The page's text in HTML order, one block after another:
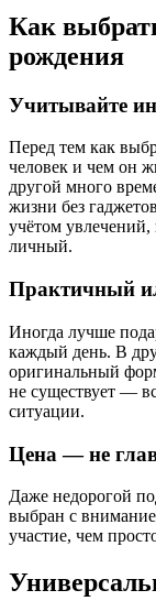
Как
рождения
Учитывайте
Перед тем как
человек и чем он
другой много
жизни без
учётом увлечений,
личный.
Практичный
Иногда лучше
каждый день. В
оригинальный
не существует —
ситуации.
Цена — не
Даже недорогой
выбран с
участие, чем